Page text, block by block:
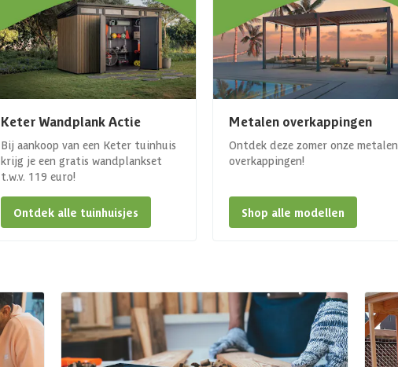
Keter Wandplank Actie
Bij aankoop van een Keter tuinhuis
krijg je een gratis wandplankset
t.w.v. 119 euro!
Ontdek alle tuinhuisjes
Metalen overkappingen
Ontdek deze zomer onze metalen
overkappingen!
Shop alle modellen